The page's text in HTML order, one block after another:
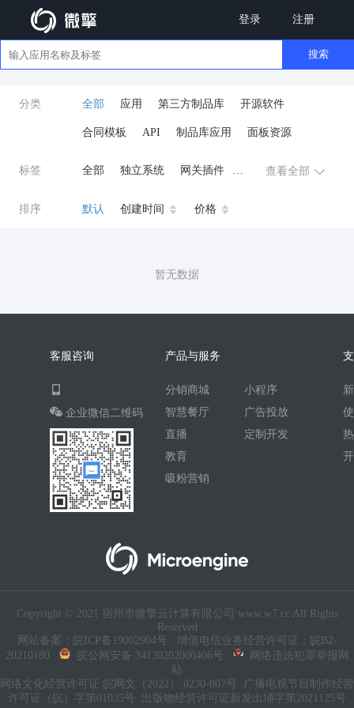
登录 注册
搜索
分类 全部 应用 第三方制品库 开源软件
合同模板 API 制品库应用 面板资源
标签 全部 独立系统 网关插件
餐饮小程序 分销
商城
游戏 租赁合同 上门
小程序商城 saas AI音乐
招聘 AI小程序
体育馆网球篮球羽毛球
驾校小程序
AI数字人 交互数字人
论坛 视频混剪
短剧 抖音|快手|视频号 diy
热门短剧系统 跑腿
查看全部
排序 默认 创建时间 价格
暂无数据
客服咨询
企业微信二维码
产品与服务
分销商城
智慧餐厅
直播
教育
吸粉营销
小程序
广告投放
定制开发
Copyright © 2021 宿州市微擎云计算有限公司 www.w7.cc All Rights
Reserved
网站备案：皖ICP备19002904号 增值电信业务经营许可证：皖B2-
20210180
皖公网安备 34130202000406号
网络违法犯罪举报网
站
网络文化经营许可证 皖网文（2022） 0230-007号 广播电视节目制作经营
许可证（皖）字第01035号 出版物经营许可证新发出埇字第2021125号